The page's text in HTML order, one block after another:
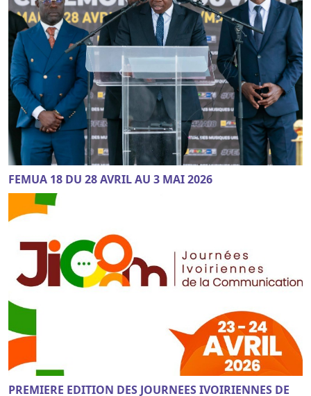
FEMUA 18 DU 28 AVRIL AU 3 MAI 2026
PREMIERE EDITION DES JOURNEES IVOIRIENNES DE